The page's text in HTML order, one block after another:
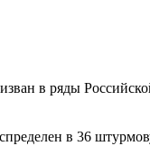
в ряды
в 36